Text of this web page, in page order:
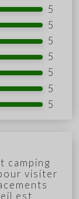
5
5
5
5
5
5
5
camping
visiter
est